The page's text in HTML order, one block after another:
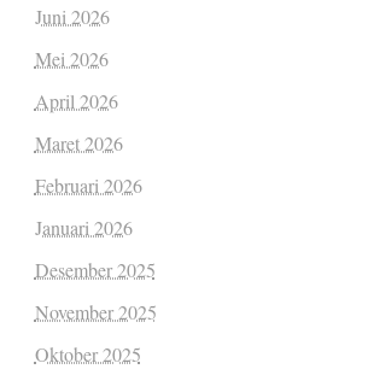
Juni 2026
Mei 2026
April 2026
Maret 2026
Februari 2026
Januari 2026
Desember 2025
November 2025
Oktober 2025